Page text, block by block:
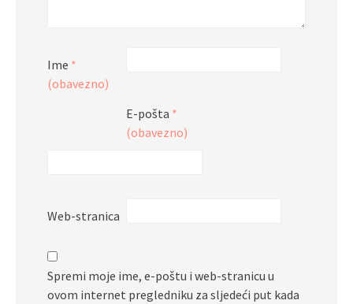
Ime *
(obavezno)
E-pošta *
(obavezno)
Web-stranica
Spremi moje ime, e-poštu i web-stranicu u
ovom internet pregledniku za sljedeći put kada